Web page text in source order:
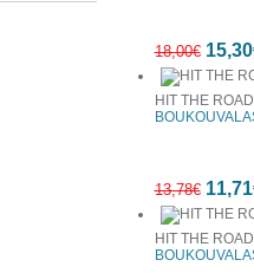
18,00€
HIT THE
13,78€
HIT THE